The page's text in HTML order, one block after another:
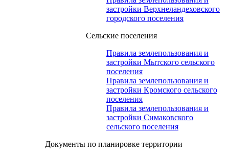
застройки Верхнеландеховского
городского поселения
Сельские поселения
Правила землепользования и
застройки Мытского сельского
поселения
Правила землепользования и
застройки Кромского сельского
поселения
Правила землепользования и
застройки Симаковского
сельского поселения
Документы по планировке территории